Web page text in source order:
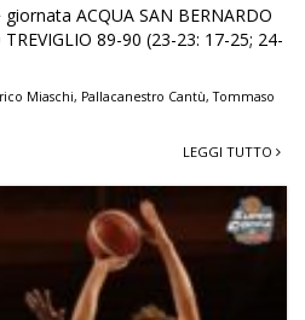
ACQUA SAN BERNARDO
TREVIGLIO 89-90 (23-23: 17-25; 24-
Miaschi, Pallacanestro Cantù,Tommaso
LEGGI TUTTO